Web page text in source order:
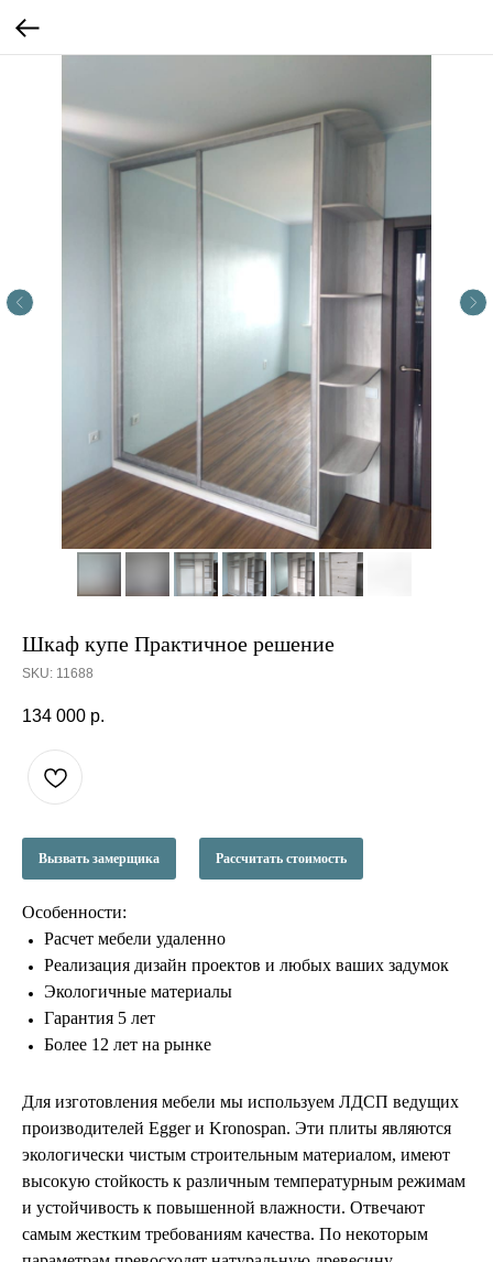
Шкаф купе Практичное решение
SKU: 11688
134 000 р.
Вызвать замерщика Рассчитать стоимость
Особенности:
Расчет мебели удаленно
Реализация дизайн проектов и любых ваших задумок
Экологичные материалы
Гарантия 5 лет
Более 12 лет на рынке
Для изготовления мебели мы используем ЛДСП ведущих
производителей Egger и Kronospan. Эти плиты являются
экологически чистым строительным материалом, имеют
высокую стойкость к различным температурным режимам
и устойчивость к повышенной влажности. Отвечают
самым жестким требованиям качества. По некоторым